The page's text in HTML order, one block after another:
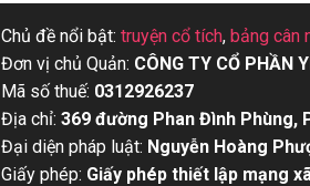
Chủ đề nổi bật: truyện cổ tích, bảng cân
Đơn vị chủ Quản: CÔNG TY CỔ PHẦN
Mã số thuế: 0312926237
Địa chỉ: 369 đường Phan Đình Phùng,
Đại diện pháp luật: Nguyễn Hoàng
Giấy phép: Giấy phép thiết lập mạng